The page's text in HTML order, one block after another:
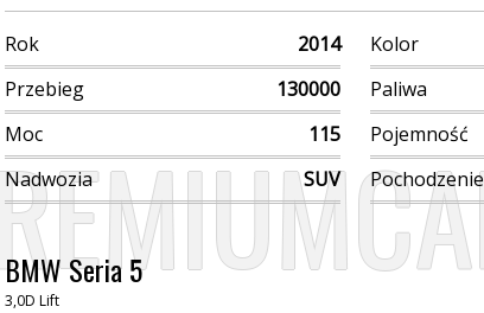
Rok 2014 Kolor
Przebieg
130000 Paliwa
Moc
115 Pojemność
Nadwozia
SUV Pochodzenie
BMW Seria 5
3,0D Lift